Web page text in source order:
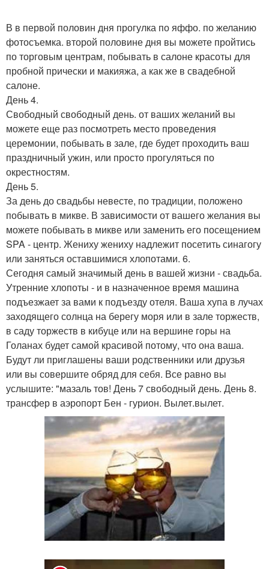
В в первой половин дня прогулка по яффо. по желанию
фотосъемка. второй половине дня вы можете пройтись
по торговым центрам, побывать в салоне красоты для
пробной прически и макияжа, а как же в свадебной
салоне.
День 4.
Свободный свободный день. от ваших желаний вы
можете еще раз посмотреть место проведения
церемонии, побывать в зале, где будет проходить ваш
праздничный ужин, или просто прогуляться по
окрестностям.
День 5.
За день до свадьбы невесте, по традиции, положено
побывать в микве. В зависимости от вашего желания вы
можете побывать в микве или заменить его посещением
SPA - центр. Жениху жениху надлежит посетить синагогу
или заняться оставшимися хлопотами. 6.
Сегодня самый значимый день в вашей жизни - свадьба.
Утренние хлопоты - и в назначенное время машина
подъезжает за вами к подъезду отеля. Ваша хупа в лучах
заходящего солнца на берегу моря или в зале торжеств,
в саду торжеств в кибуце или на вершине горы на
Голанах будет самой красивой потому, что она ваша.
Будут ли приглашены ваши родственники или друзья
или вы совершите обряд для себя. Все равно вы
услышите: "мазаль тов! День 7 свободный день. День 8.
трансфер в аэропорт Бен - гурион. Вылет.вылет.